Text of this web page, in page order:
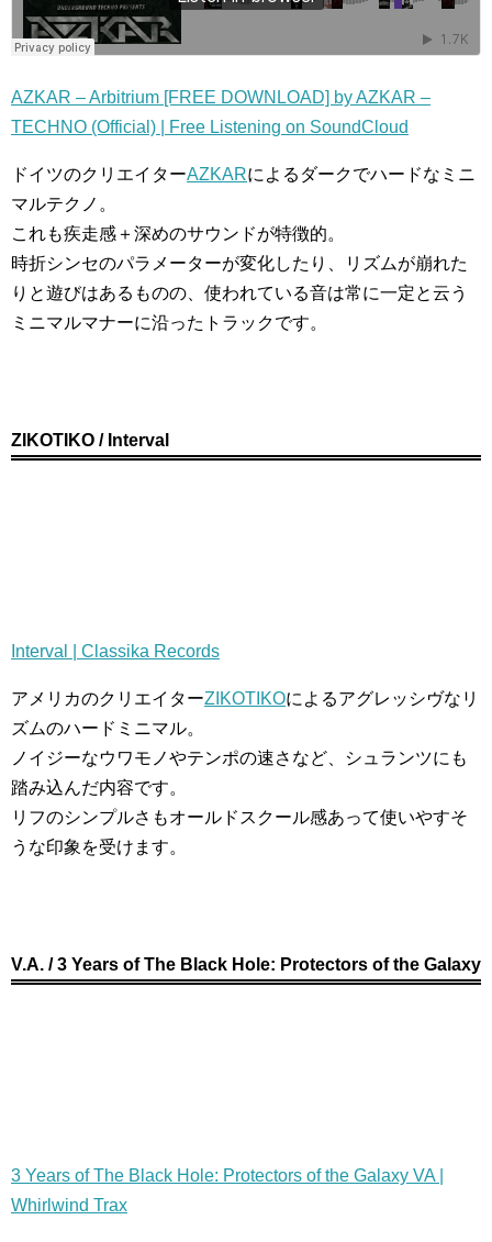
AZKAR – Arbitrium [FREE DOWNLOAD] by AZKAR –
TECHNO (Official) | Free Listening on SoundCloud
ドイツのクリエイターAZKARによるダークでハードなミニ
マルテクノ。
これも疾走感＋深めのサウンドが特徴的。
時折シンセのパラメーターが変化したり、リズムが崩れた
りと遊びはあるものの、使われている音は常に一定と云う
ミニマルマナーに沿ったトラックです。
ZIKOTIKO / Interval
Interval | Classika Records
アメリカのクリエイターZIKOTIKOによるアグレッシヴなリ
ズムのハードミニマル。
ノイジーなウワモノやテンポの速さなど、シュランツにも
踏み込んだ内容です。
リフのシンプルさもオールドスクール感あって使いやすそ
うな印象を受けます。
V.A. / 3 Years of The Black Hole: Protectors of the Galaxy
3 Years of The Black Hole: Protectors of the Galaxy VA |
Whirlwind Trax